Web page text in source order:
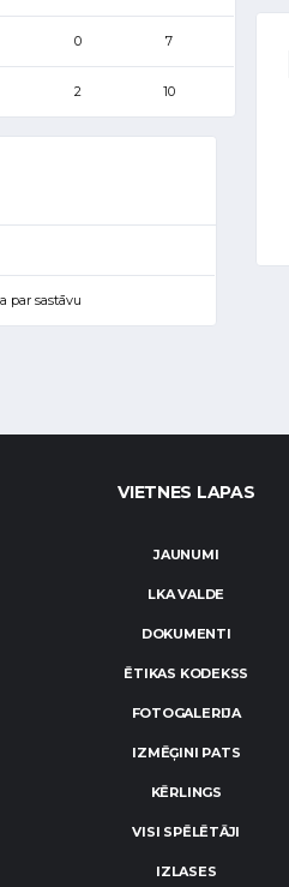
0 7
2 10
par sastāvu
VIETNES LAPAS
JAUNUMI
LKA VALDE
DOKUMENTI
ĒTIKAS KODEKSS
FOTOGALERIJA
IZMĒĢINI PATS
KĒRLINGS
VISI SPĒLĒTĀJI
IZLASES